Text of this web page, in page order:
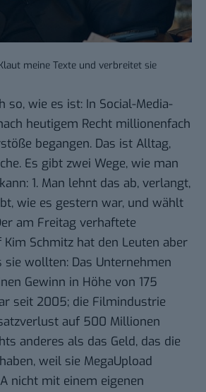
meine Texte und verbreitet sie
so, wie es ist: In Social-Media-
heutigem Recht millionenfach
begangen. Das ist Alltag,
Es gibt zwei Wege, wie man
1. Man lehnt das ab, verlangt,
wie es gestern war, und wählt
am Freitag verhaftete
Kim Schmitz hat den Leuten aber
sie wollten: Das Unternehmen
Gewinn in Höhe von 175
seit 2005; die Filmindustrie
auf 500 Millionen
anderes als das Geld, das die
weil sie MegaUpload
nicht mit einem eigenen